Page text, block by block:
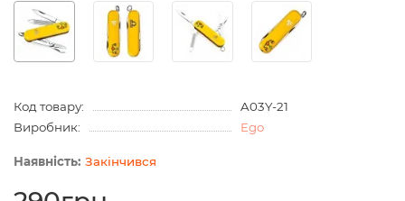
Код товару:
A03Y-21
Виробник:
Ego
Закінчився